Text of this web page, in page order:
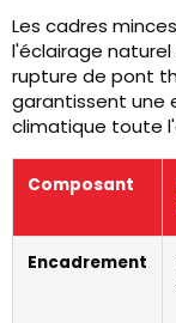
Les cadres
l'éclairage
rupture de pont
garantissent une
climatique toute
Composant
Encadrement